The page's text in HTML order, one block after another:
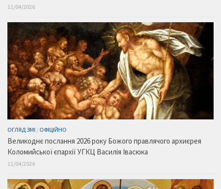
11/04/2026
ОГЛЯД ЗМІ / ОФІЦІЙНО
Великоднє послання 2026 року Божого правлячого архиєрея
Коломийської єпархії УГКЦ Василія Івасюка
11/04/2026